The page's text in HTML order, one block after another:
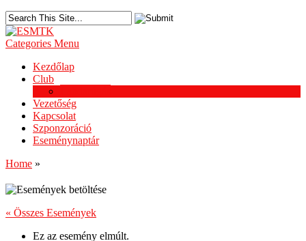
Categories Menu
Kezdőlap
Club
Vezetőség
Kapcsolat
Szponzoráció
Eseménynaptár
Home »
« Összes Események
Ez az esemény elmúlt.